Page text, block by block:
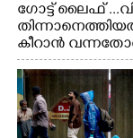
ഗോട്ട് ലൈഫ്
കീറാൻ
വേണ്ടിയായി
നിന്നുള്ള കാഴ്ച